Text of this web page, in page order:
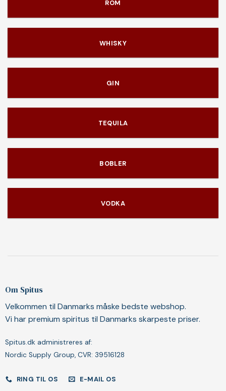
ROM
WHISKY
GIN
TEQUILA
BOBLER
VODKA
Om Spitus
Velkommen til Danmarks måske bedste webshop.
Vi har premium spiritus til Danmarks skarpeste priser.
Spitus.dk administreres af:
Nordic Supply Group, CVR: 39516128
RING TIL OS E-MAIL OS